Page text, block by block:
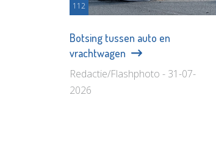
112
Botsing tussen auto en
vrachtwagen
Redactie/Flashphoto - 31-07-
2026